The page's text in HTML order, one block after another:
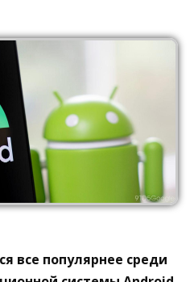
все популярнее среди